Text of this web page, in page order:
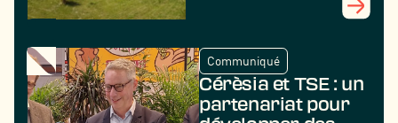
Communiqué
Cérèsia et TSE : un
partenariat pour